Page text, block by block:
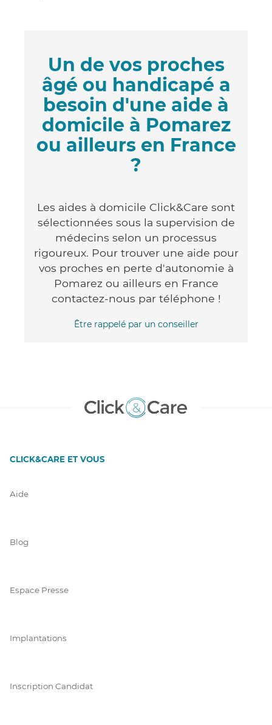
Un de vos proches
âgé ou handicapé a
besoin d'une aide à
domicile à Pomarez
ou ailleurs en France
?
Les aides à domicile Click&Care sont
sélectionnées sous la supervision de
médecins selon un processus
rigoureux. Pour trouver une aide pour
vos proches en perte d'autonomie à
Pomarez ou ailleurs en France
contactez-nous par téléphone !
Être rappelé par un conseiller
CLICK&CARE ET VOUS
Aide
Blog
Espace Presse
Implantations
Inscription Candidat